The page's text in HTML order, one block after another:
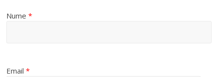
Nume*
Email*